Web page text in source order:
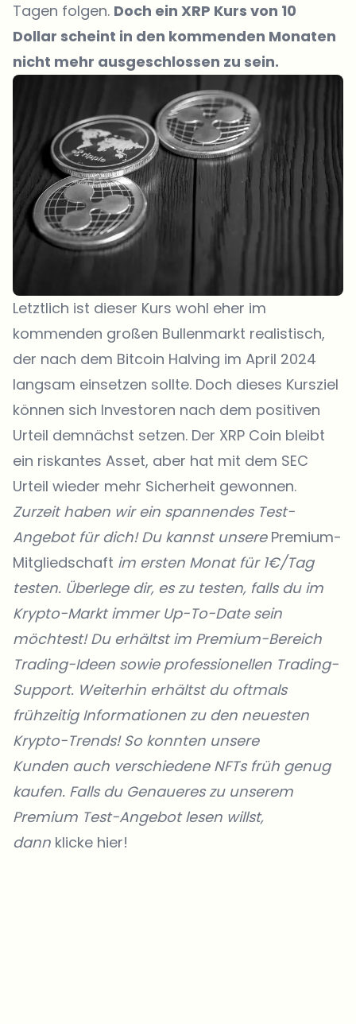
Tagen folgen. Doch ein XRP Kurs von 10
Dollar scheint in den kommenden Monaten
nicht mehr ausgeschlossen zu sein.
Letztlich ist dieser Kurs wohl eher im
kommenden großen Bullenmarkt realistisch,
der nach dem Bitcoin Halving im April 2024
langsam einsetzen sollte. Doch dieses Kursziel
können sich Investoren nach dem positiven
Urteil demnächst setzen. Der XRP Coin bleibt
ein riskantes Asset, aber hat mit dem SEC
Urteil wieder mehr Sicherheit gewonnen.
Zurzeit haben wir ein spannendes Test-
Angebot für dich! Du kannst unsere Premium-
Mitgliedschaft im ersten Monat für 1€/Tag
testen. Überlege dir, es zu testen, falls du im
Krypto-Markt immer Up-To-Date sein
möchtest! Du erhältst im Premium-Bereich
Trading-Ideen sowie professionellen Trading-
Support. Weiterhin erhältst du oftmals
frühzeitig Informationen zu den neuesten
Krypto-Trends! So konnten unsere
Kunden auch verschiedene NFTs früh genug
kaufen. Falls du Genaueres zu unserem
Premium Test-Angebot lesen willst,
dann klicke hier!